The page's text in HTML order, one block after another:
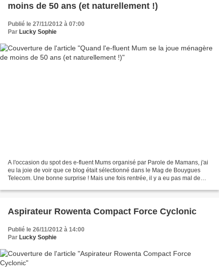
moins de 50 ans (et naturellement !)
Publié le 27/11/2012 à 07:00
Par Lucky Sophie
A l'occasion du spot des e-fluent Mums organisé par Parole de Mamans, j'ai
eu la joie de voir que ce blog était sélectionné dans le Mag de Bouygues
Telecom. Une bonne surprise ! Mais une fois rentrée, il y a eu pas mal de
Aspirateur Rowenta Compact Force Cyclonic
Publié le 26/11/2012 à 14:00
Par Lucky Sophie